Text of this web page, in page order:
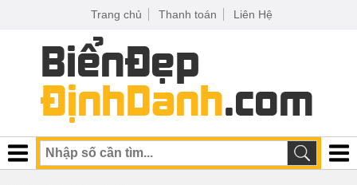
Trang chủ Thanh toán Liên Hệ